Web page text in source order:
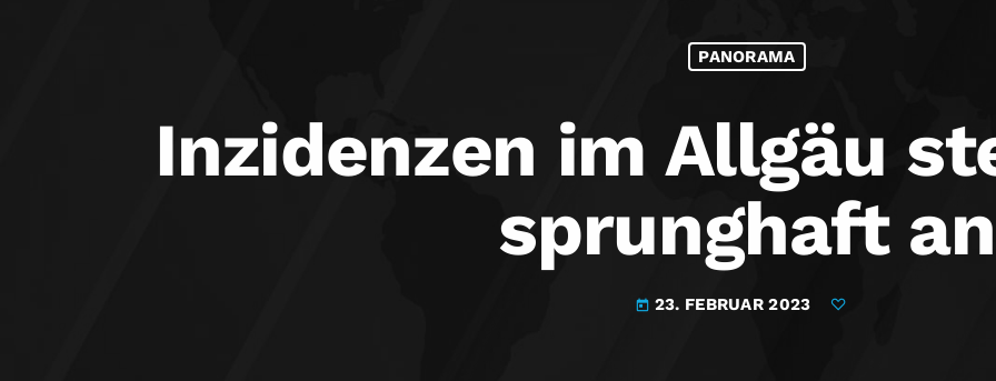
PANORAMA
Inzidenzen im Allgäu
sprunghaft an
today 23. FEBRUAR 2023